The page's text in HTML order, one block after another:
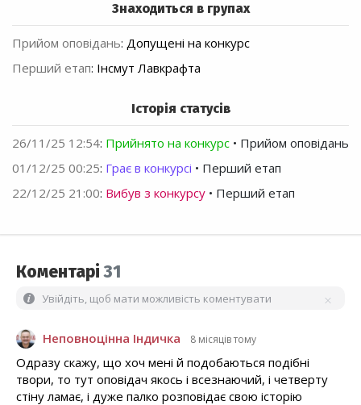
Знаходиться в групах
Прийом оповідань: Допущені на конкурс
Перший етап: Інсмут Лавкрафта
Історія статусів
26/11/25 12:54: Прийнято на конкурс • Прийом оповідань
01/12/25 00:25: Грає в конкурсі • Перший етап
22/12/25 21:00: Вибув з конкурсу • Перший етап
Коментарі31
Увійдіть, щоб мати можливість коментувати
Неповноцінна Індичка 8 місяців тому
Одразу скажу, що хоч мені й подобаються подібні
твори, то тут оповідач якось і всезнаючий, і четверту
стіну ламає, і дуже палко розповідає свою історію